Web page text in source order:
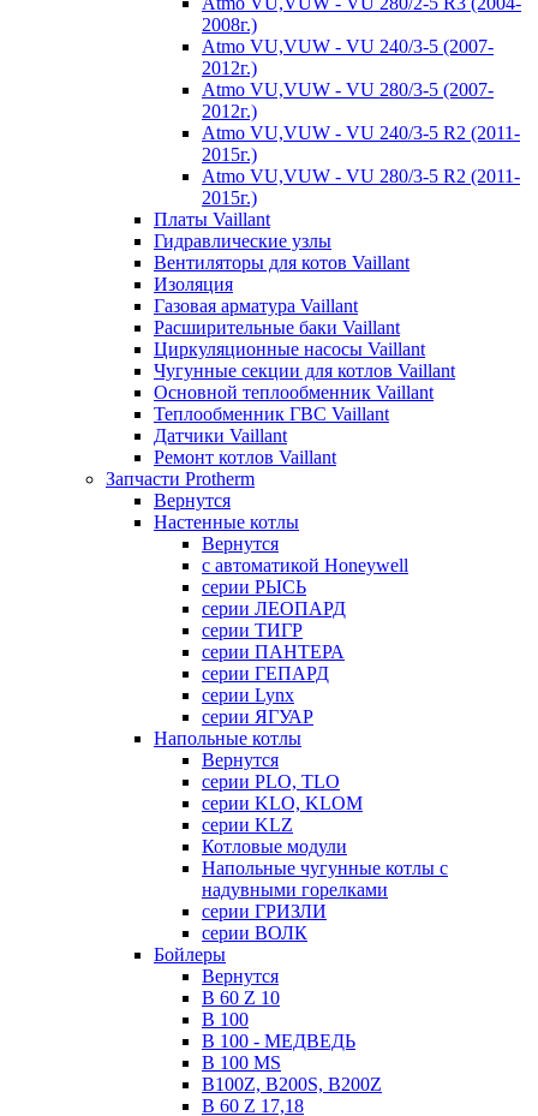
2008г.)
Atmo VU,VUW - VU 240/3-5 (2007-
2012г.)
Atmo VU,VUW - VU 280/3-5 (2007-
2012г.)
Atmo VU,VUW - VU 240/3-5 R2 (2011-
2015г.)
Atmo VU,VUW - VU 280/3-5 R2 (2011-
2015г.)
Платы Vaillant
Гидравлические узлы
Вентиляторы для котов Vaillant
Изоляция
Газовая арматура Vaillant
Расширительные баки Vaillant
Циркуляционные насосы Vaillant
Чугунные секции для котлов Vaillant
Основной теплообменник Vaillant
Теплообменник ГВС Vaillant
Датчики Vaillant
Ремонт котлов Vaillant
Запчасти Protherm
Вернутся
Настенные котлы
Вернутся
с автоматикой Honeywell
серии РЫСЬ
серии ЛЕОПАРД
серии ТИГР
серии ПАНТЕРА
серии ГЕПАРД
серии Lynx
серии ЯГУАР
Напольные котлы
Вернутся
серии PLO, TLO
серии KLO, KLOM
серии KLZ
Котловые модули
Напольные чугунные котлы с
надувными горелками
серии ГРИЗЛИ
серии ВОЛК
Бойлеры
Вернутся
B 60 Z 10
B 100
B 100 - МЕДВЕДЬ
B 100 MS
B100Z, B200S, B200Z
B 60 Z 17,18